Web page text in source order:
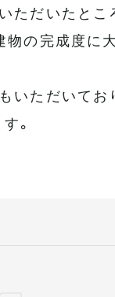
ただいたとこ
物の完成度
いただいて
。